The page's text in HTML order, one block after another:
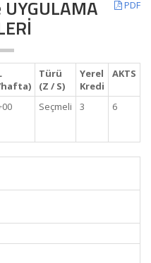
PDF
Türü
(Z / S)
Yerel
Kredi
AKTS
Seçmeli 3 6